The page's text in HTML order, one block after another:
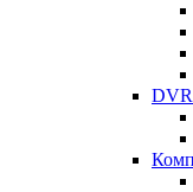
DVR